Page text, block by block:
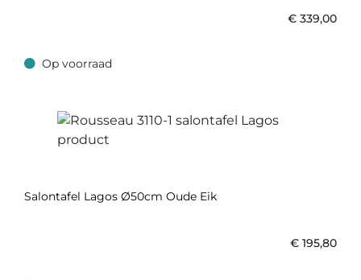
€ 339,00
Op voorraad
Op voorraad
Salontafel Lagos Ø50cm Oude Eik
€ 195,80